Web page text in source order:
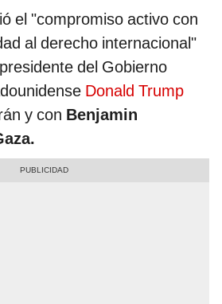
el "compromiso activo con
al derecho internacional"
del Gobierno
Donald Trump
y con Benjamin